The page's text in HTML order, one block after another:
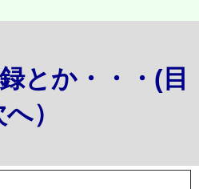
とか・・・(目
）